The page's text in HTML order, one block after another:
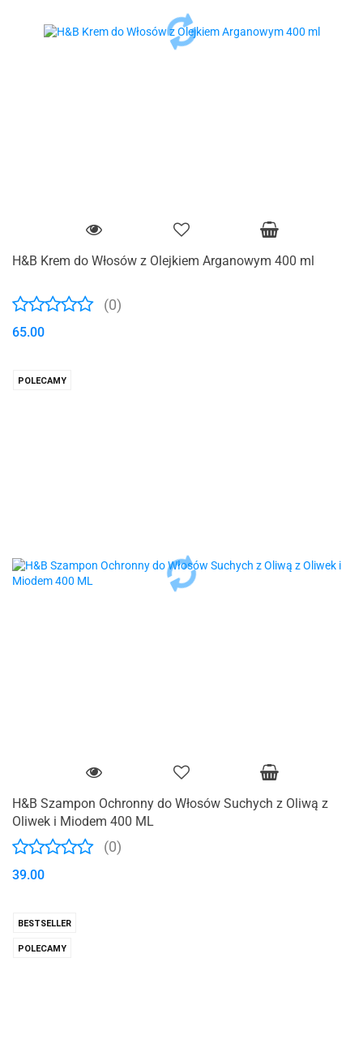
H&B Krem do Włosów z Olejkiem Arganowym 400 ml
(0)
65.00
POLECAMY
H&B Szampon Ochronny do Włosów Suchych z Oliwą z
Oliwek i Miodem 400 ML
(0)
39.00
BESTSELLER
POLECAMY